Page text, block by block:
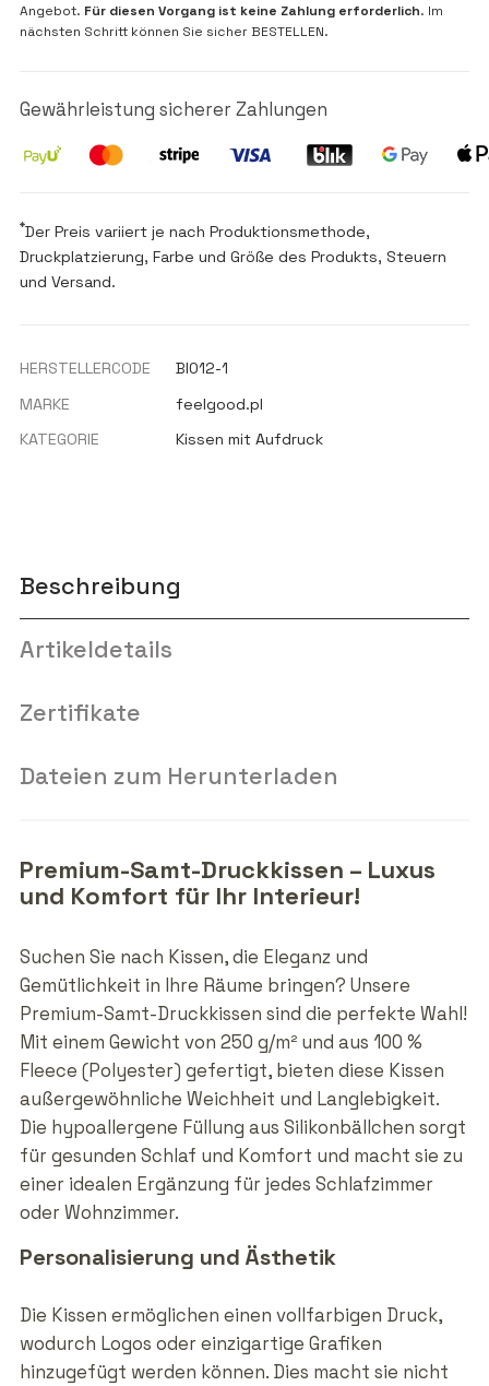
Angebot. Für diesen Vorgang ist keine Zahlung erforderlich. Im
nächsten Schritt können Sie sicher BESTELLEN.
Gewährleistung sicherer Zahlungen
*Der Preis variiert je nach Produktionsmethode,
Druckplatzierung, Farbe und Größe des Produkts, Steuern
und Versand.
HERSTELLERCODE
BI012-1
MARKE
feelgood.pl
KATEGORIE
Kissen mit Aufdruck
Beschreibung
Artikeldetails
Zertifikate
Dateien zum Herunterladen
Premium-Samt-Druckkissen – Luxus
und Komfort für Ihr Interieur!
Suchen Sie nach Kissen, die Eleganz und
Gemütlichkeit in Ihre Räume bringen? Unsere
Premium-Samt-Druckkissen sind die perfekte Wahl!
Mit einem Gewicht von 250 g/m² und aus 100 %
Fleece (Polyester) gefertigt, bieten diese Kissen
außergewöhnliche Weichheit und Langlebigkeit.
Die hypoallergene Füllung aus Silikonbällchen sorgt
für gesunden Schlaf und Komfort und macht sie zu
einer idealen Ergänzung für jedes Schlafzimmer
oder Wohnzimmer.
Personalisierung und Ästhetik
Die Kissen ermöglichen einen vollfarbigen Druck,
wodurch Logos oder einzigartige Grafiken
hinzugefügt werden können. Dies macht sie nicht